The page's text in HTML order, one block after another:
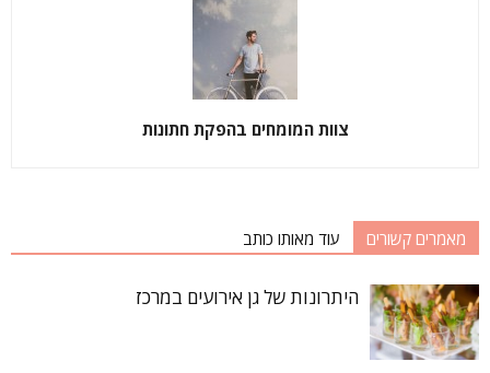
צוות המומחים בהפקת חתונות
מאמרים קשורים עוד מאותו כותב
היתרונות של גן אירועים במרכז